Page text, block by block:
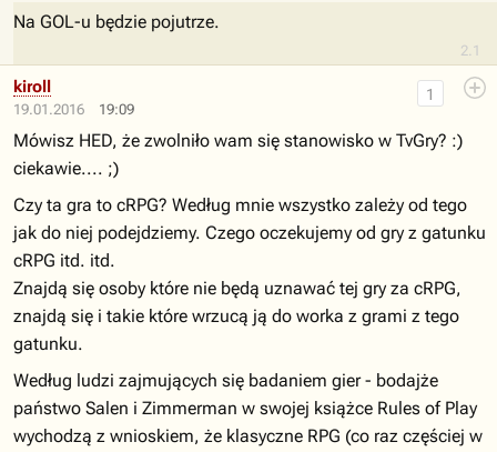
2.1
Na GOL-u będzie pojutrze.
19.01.2016 19:09
1
kiroll
Mówisz HED, że zwolniło wam się stanowisko w TvGry? :)
ciekawie.... ;)
Czy ta gra to cRPG? Według mnie wszystko zależy od tego
jak do niej podejdziemy. Czego oczekujemy od gry z gatunku
cRPG itd. itd.
Znajdą się osoby które nie będą uznawać tej gry za cRPG,
znajdą się i takie które wrzucą ją do worka z grami z tego
gatunku.
Według ludzi zajmujących się badaniem gier - bodajże
państwo Salen i Zimmerman w swojej książce Rules of Play
wychodzą z wnioskiem, że klasyczne RPG (co raz częściej w